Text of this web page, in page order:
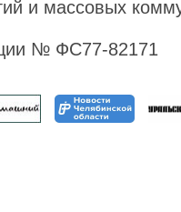
и массовых
№ ФС77-82171